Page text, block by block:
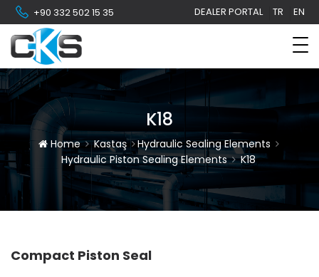
+90 332 502 15 35 DEALER PORTAL TR EN
K18
Home Kastaş
Hydraulic Sealing Elements
Hydraulic Piston Sealing Elements
K18
Compact Piston Seal